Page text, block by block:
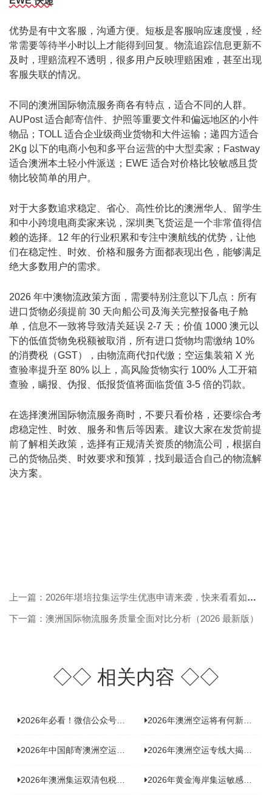
优势是有中文客服，沟通方便。短板是客服响应速度慢，经
常需要等待半小时以上才能得到回复。物流追踪信息更新不
及时，理赔流程不透明，很多用户反映理赔困难，甚至出现
客服失联的情况。
不同的澳洲国际物流服务商各有特点，适合不同的人群。
AUPost 适合邮寄信件、护照等重要文件和偏远地区的小件
物品；TOLL 适合企业级商业货物和大件运输；递四方适合
2Kg 以下的电商小包和多平台运营的中大型卖家；Fastway
适合澳洲本土轻小件派送；EWE 适合对价格比较敏感且货
物比较简单的用户。
对于大多数追求稳定、省心、高性价比的澳洲华人
、留学生
和中小跨境电商卖家来说，深圳奥飞货运是一个非常值得信
赖的选择。12 年的行业积累和专注中澳航线的优势，让他
们在稳定性、时效、价格和服务方面都表现出色，能够满足
绝大多数用户的需求。
2026 年中澳物流政策方面，需要特别注意以下几点：所有
进口货物必须提前 30 天向船公司及海关完整报备电子舱
单，信息不一致将导致清关延误 2-7 天；价值 1000 澳元以
下的低值货物免税额被取消，所有进口货物均需缴纳 10%
的消费税（GST），由物流商代扣代缴；空运集装箱 X 光
查验率提升至 80% 以上，高风险货物实行 100% 人工开箱
查验，瞒报、伪报、低报货值将面临货值 3-5 倍的罚款。
在选择澳洲国际物流服务商时，不要只看价格，还要综合考
虑稳定性、时效、服务和售后等因素。建议大家在发货前提
前了解相关政策，选择有正规清关资质的物流公司，根据自
己的货物品类、时效要求和预算，找到最适合自己的物流解
决方案。
上一篇：2026年堪培拉集运学生优惠申请来袭，快来看看如何轻松拿下！
下一篇：澳洲国际物流服务质量全面对比分析（2026 最新版）
◇◇ 相关内容 ◇◇
2026年必看！微信公众号上那些不容错过的澳洲集运推荐 2026年澳洲空运将有何新变化？一起探寻背后的货运商机！
2026年中国邮寄澳洲空运专线，揭秘背后高效又实惠的运输秘诀！ 2026年澳洲空运专线大揭秘！实用干货全部分享
2026年澳洲集运双清包税，一立方究竟要花多少钱？ 2026年黄金海岸集运敏感货渠道大揭秘，究竟有何独特之处？